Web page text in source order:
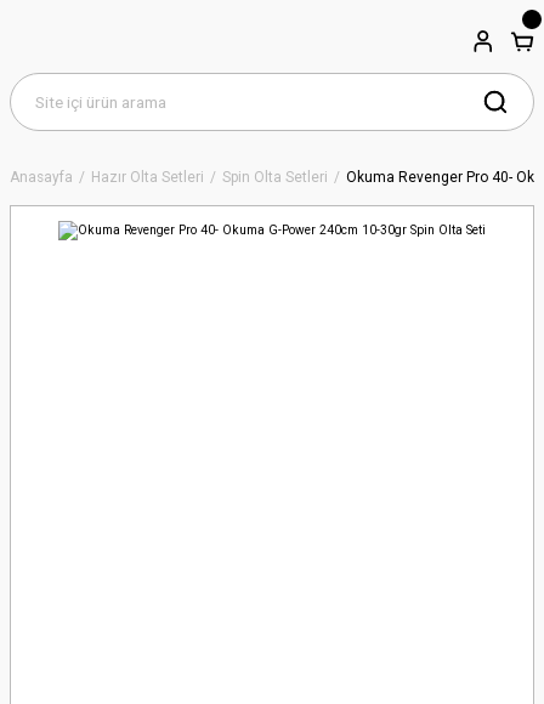
Anasayfa Hazır Olta Setleri Spin Olta Setleri Okuma Revenger Pro 40-